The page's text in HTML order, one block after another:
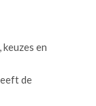
en
de